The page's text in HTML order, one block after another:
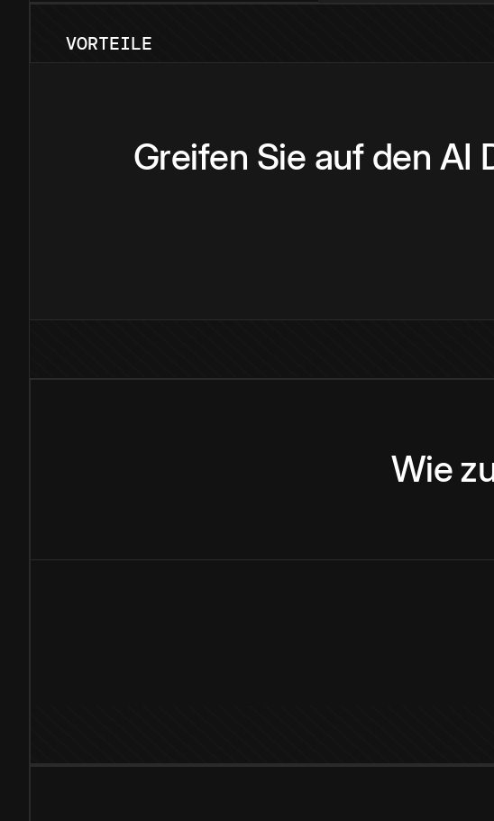
VORTEILE
Greifen Sie auf den AI
Wie